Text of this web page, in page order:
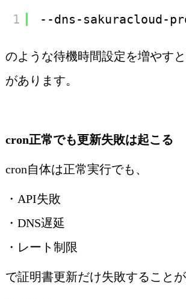
1 --dns-sakuracloud-
のような待機時間設定を増やす
があります。
cron正常でも更新失敗は起こる
cron自体は正常実行でも、
・API失敗
・DNS遅延
・レート制限
で証明書更新だけ失敗することが